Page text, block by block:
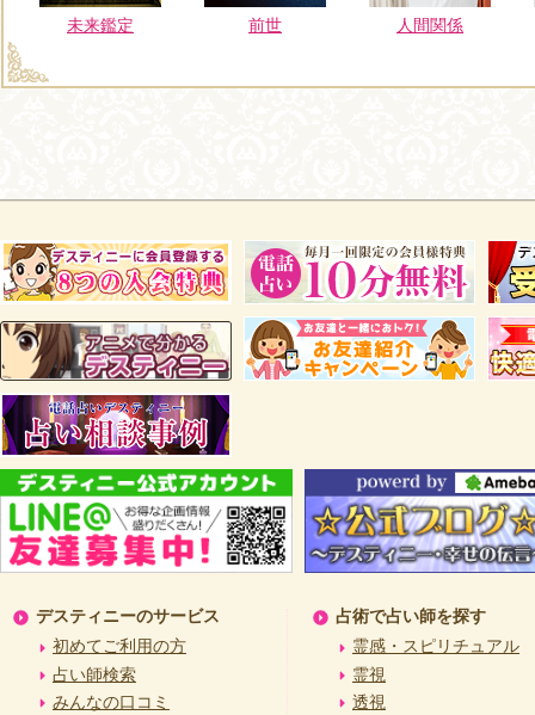
未来鑑定 前世 人間関係
デスティニーのサービス
初めてご利用の方
占い師検索
みんなの口コミ
占術で占い師を探す
霊感・スピリチュアル
霊視
透視